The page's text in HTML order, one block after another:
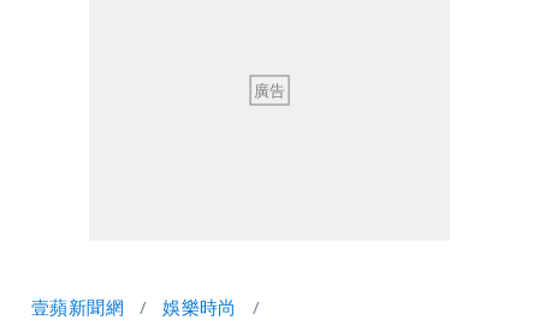
壹蘋新聞網 娛樂時尚